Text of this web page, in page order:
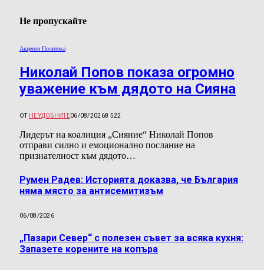
Не пропускайте
Акценти Политика
Николай Попов показа огромно
уважение към дядото на Сияна
ОТ НЕУДОБНИТЕ06/08/20268 522
Лидерът на коалиция „Сияние“ Николай Попов
отправи силно и емоционално послание на
признателност към дядото…
Румен Радев: Историята доказва, че България
няма място за антисемитизъм
06/08/2026
„Пазари Север“ с полезен съвет за всяка кухня:
Запазете корените на копъра